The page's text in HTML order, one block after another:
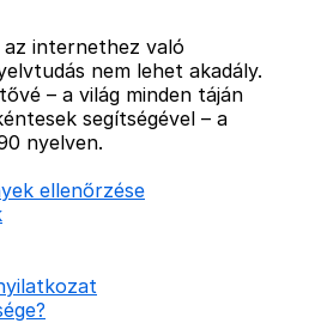
az internethez való
nem lehet akadály.
– a világ minden táján
segítségével – a
nyelven.
ellenőrzése